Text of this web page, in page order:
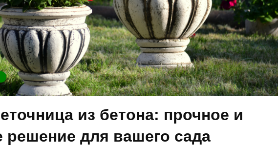
из бетона: прочное и
решение для вашего сада